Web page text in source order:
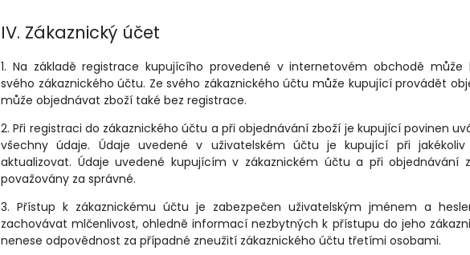
IV. Zákaznický účet
1. Na základě registrace kupujícího provedené v internetovém obchodě
svého zákaznického účtu. Ze svého zákaznického účtu může kupující provádět
může objednávat zboží také bez registrace.
2. Při registraci do zákaznického účtu a při objednávání zboží je kupující povinen
všechny údaje. Údaje uvedené v uživatelském účtu je kupující při
aktualizovat. Údaje uvedené kupujícím v zákaznickém účtu a při objednávání
považovány za správné.
3. Přístup k zákaznickému účtu je zabezpečen uživatelským jménem a
zachovávat mlčenlivost, ohledně informací nezbytných k přístupu do jeho
nenese odpovědnost za případné zneužití zákaznického účtu třetími osobami.